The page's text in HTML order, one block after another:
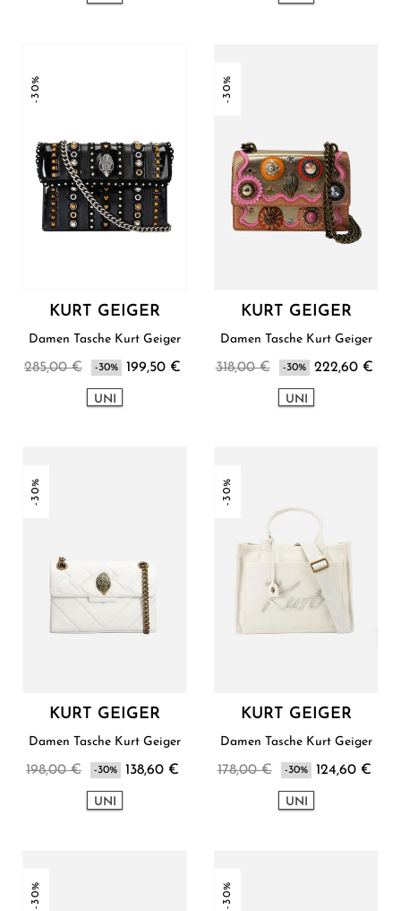
-30%
KURT GEIGER
Damen Tasche Kurt Geiger
285,00 € -30% 199,50 €
UNI
-30%
KURT GEIGER
Damen Tasche Kurt Geiger
318,00 € -30% 222,60 €
UNI
-30%
KURT GEIGER
Damen Tasche Kurt Geiger
198,00 € -30% 138,60 €
UNI
-30%
KURT GEIGER
Damen Tasche Kurt Geiger
178,00 € -30% 124,60 €
UNI
-30% -30%